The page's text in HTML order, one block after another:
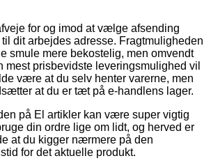
for og imod at vælge afsending
dit arbejdes adresse. Fragtmuligheden
smule mere bekostelig, men omvendt
mest prisbevidste leveringsmulighed vil
være at du selv henter varerne, men
at du er tæt på e-handlens lager.
på El artikler kan være super vigtig
din ordre lige om lidt, og herved er
at du kigger nærmere på den
for det aktuelle produkt.